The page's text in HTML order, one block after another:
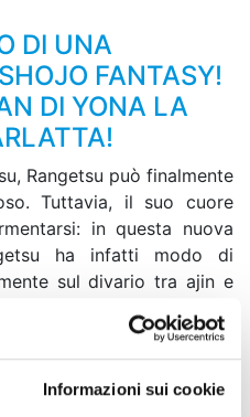
Informazioni sui cookie
DI UNA
FANTASY!
DI YONA LA
Rangetsu può finalmente
Tuttavia, il suo cuore
in questa nuova
ha infatti modo di
sul divario tra ajin e
a Tenyo... È giunto il